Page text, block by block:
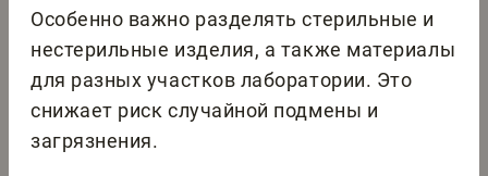
Особенно важно разделять стерильные и
нестерильные изделия, а также материалы
для разных участков лаборатории. Это
снижает риск случайной подмены и
загрязнения.